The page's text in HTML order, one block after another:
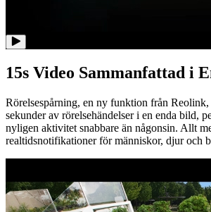
15s Video Sammanfattad i
Rörelsespårning, en ny funktion från Reolink,
sekunder av rörelsehändelser i en enda bild,
nyligen aktivitet snabbare än någonsin. Allt
realtidsnotifikationer för människor, djur och